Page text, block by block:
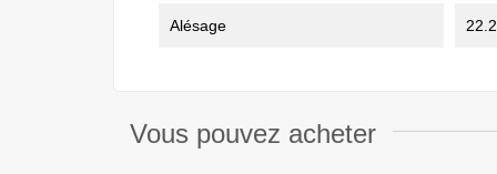
Alésage
Vous pouvez acheter